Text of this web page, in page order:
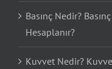
Basınç Nedir?
Hesaplanır?
Kuvvet Nedir?